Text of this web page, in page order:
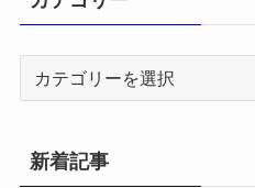
リ
ー
新着記事